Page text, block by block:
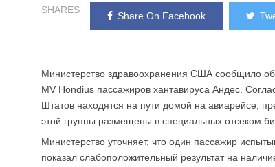
SHARES
Share On Facebook
Министерство здравоохранения США сообщило об
MV Hondius пассажиров хантавируса Андес.
Штатов находятся на пути домой на авиарейсе,
этой группы размещены в специальных отсеком
Министерство уточняет, что один пассажир
показал слабоположительный результат на